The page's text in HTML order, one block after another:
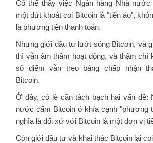
Có thể thấy việc Ngân hàng Nhà
một dứt khoát coi Bitcoin là "tiền ảo",
là phương tiện thanh toán.
Nhưng giới đầu tư lướt sóng Bitcoin, và
thì vẫn âm thầm hoạt động, và thậm chí
số điểm vẫn treo bảng chấp nhận
Bitcoin.
Ở đây, có lẽ cần tách bạch hai vấn đề:
nước cấm Bitcoin ở khía cạnh "phương
nghĩa là đối xử với Bitcoin là một đơn vị
Còn giới đầu tư và khai thác Bitcoin lại